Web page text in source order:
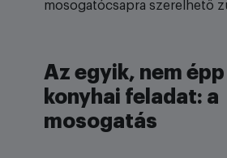
mosogatócsapra szerelhető
Az egyik, nem
konyhai feladat: a
mosogatás